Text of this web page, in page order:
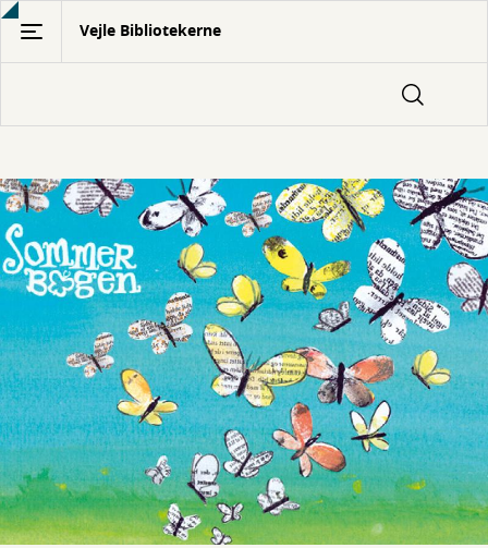
Gå
hovedindhold
Vejle Bibliotekerne
Helte
titel